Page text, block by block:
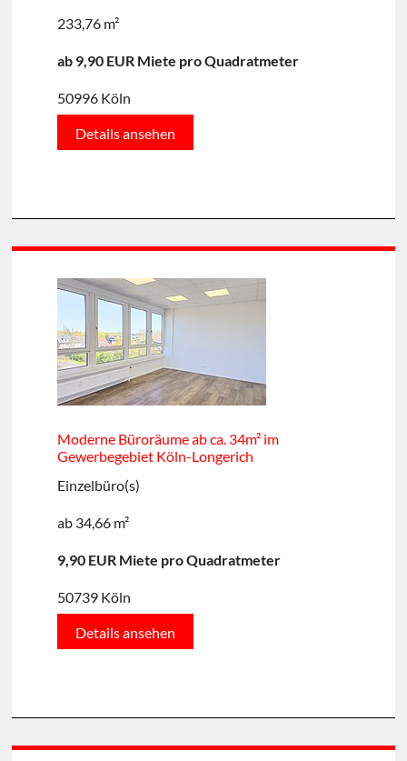
233,76 m²
ab 9,90 EUR Miete pro Quadratmeter
50996 Köln
Details ansehen
Moderne Büroräume ab ca. 34m² im
Gewerbegebiet Köln-Longerich
Einzelbüro(s)
ab 34,66 m²
9,90 EUR Miete pro Quadratmeter
50739 Köln
Details ansehen